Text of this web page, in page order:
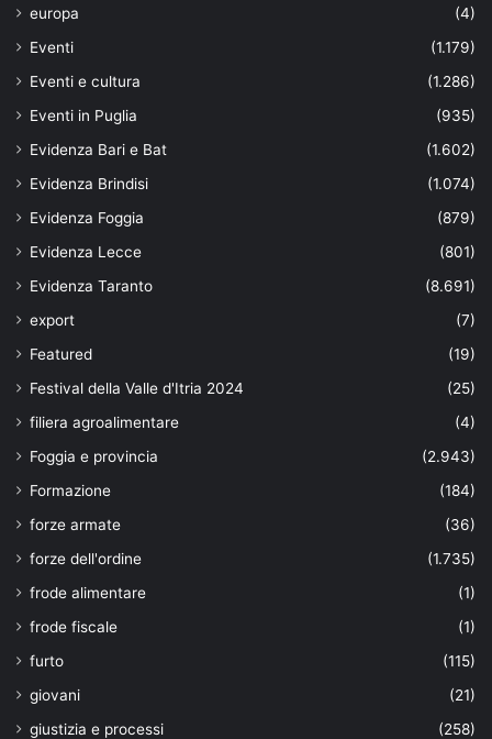
europa
(4)
Eventi
(1.179)
Eventi e cultura
(1.286)
Eventi in Puglia
(935)
Evidenza Bari e Bat
(1.602)
Evidenza Brindisi
(1.074)
Evidenza Foggia
(879)
Evidenza Lecce
(801)
Evidenza Taranto
(8.691)
export
(7)
Featured
(19)
Festival della Valle d'Itria 2024
(25)
filiera agroalimentare
(4)
Foggia e provincia
(2.943)
Formazione
(184)
forze armate
(36)
forze dell'ordine
(1.735)
frode alimentare
(1)
frode fiscale
(1)
furto
(115)
giovani
(21)
giustizia e processi
(258)